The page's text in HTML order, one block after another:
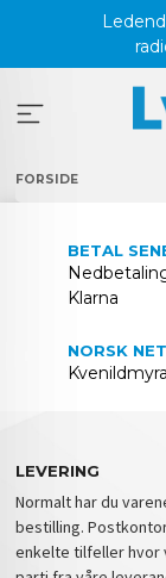
FORSIDE
BETAL
Klarna
NORSK
LEVERING
Normalt har du
bestilling.
enkelte tilfeller hvor